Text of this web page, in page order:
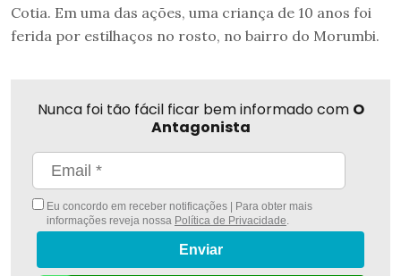
Cotia. Em uma das ações, uma criança de 10 anos foi
ferida por estilhaços no rosto, no bairro do Morumbi.
Nunca foi tão fácil ficar bem informado com O
Antagonista
Eu concordo em receber notificações | Para obter mais
informações reveja nossa Política de Privacidade.
Enviar